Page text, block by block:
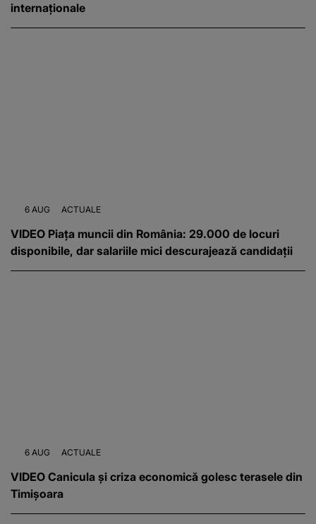
internaționale
6 AUG ACTUALE
VIDEO Piața muncii din România: 29.000 de locuri
disponibile, dar salariile mici descurajează candidații
6 AUG ACTUALE
VIDEO Canicula și criza economică golesc terasele din
Timișoara